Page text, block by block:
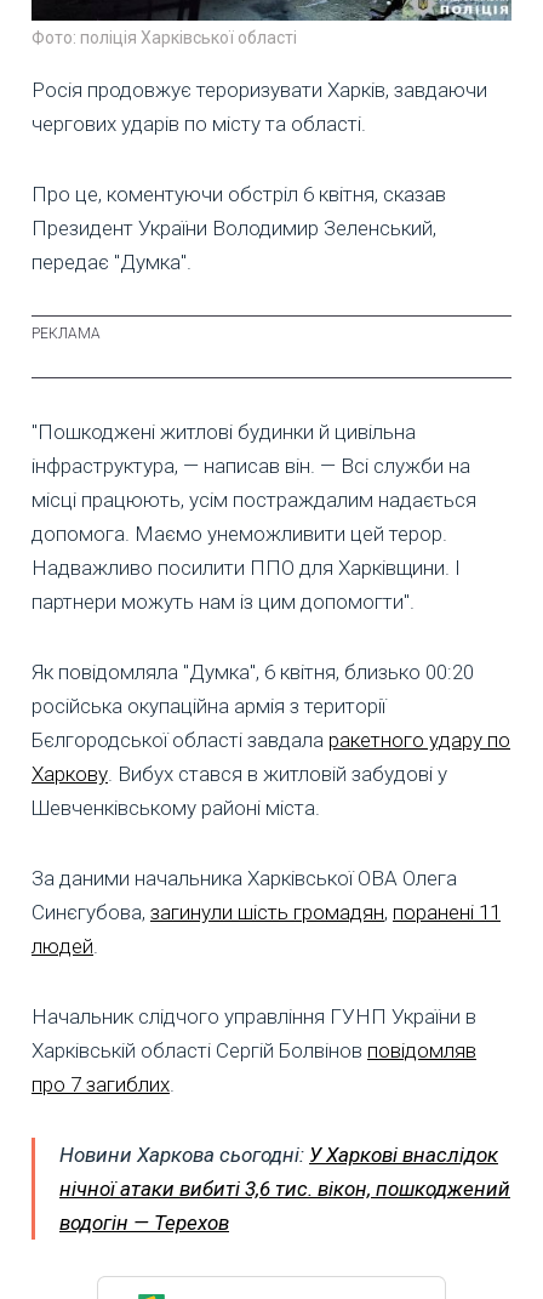
Фото: поліція Харківської області
Росія продовжує тероризувати Харків, завдаючи
чергових ударів по місту та області.
Про це, коментуючи обстріл 6 квітня, сказав
Президент України Володимир Зеленський,
передає "Думка".
"Пошкоджені житлові будинки й цивільна
інфраструктура, — написав він. — Всі служби на
місці працюють, усім постраждалим надається
допомога. Маємо унеможливити цей терор.
Надважливо посилити ППО для Харківщини. І
партнери можуть нам із цим допомогти".
Як повідомляла "Думка", 6 квітня, близько 00:20
російська окупаційна армія з території
Бєлгородської області завдала ракетного удару по
Харкову . Вибух стався в житловій забудові у
Шевченківському районі міста.
За даними начальника Харківської ОВА Олега
Синєгубова, загинули шість громадян, поранені 11
людей
Начальник слідчого управління ГУНП України в
Харківській області Сергій Болвінов повідомляв
про 7 загиблих
Новини Харкова сьогодні: У Харкові внаслідок
нічної атаки вибиті 3,6 тис. вікон, пошкоджений
водогін — Терехов